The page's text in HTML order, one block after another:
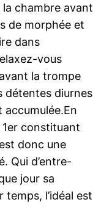
chambre avant
de morphée et
dans
vous
la trompe
détentes diurnes
accumulée.En
constituant
donc une
Qui d’entre-
jour sa
l’idéal est